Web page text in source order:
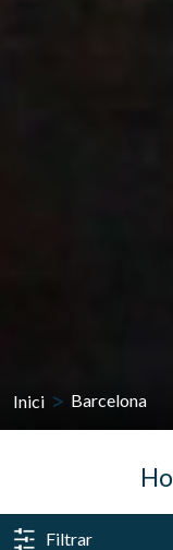
Inici Barcelona
Filtrar